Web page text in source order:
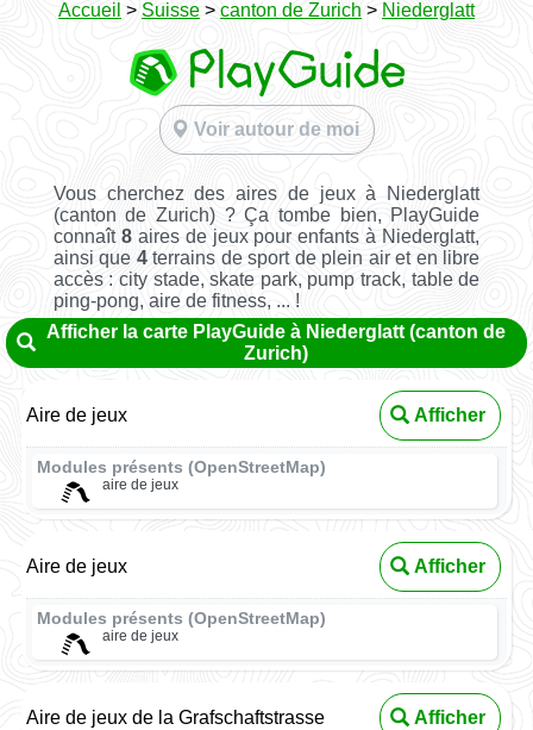
Accueil > Suisse > canton de Zurich > Niederglatt
Voir autour de moi
Vous cherchez des aires de jeux à Niederglatt
(canton de Zurich) ? Ça tombe bien, PlayGuide
connaît 8aires de jeux pour enfants à Niederglatt,
ainsi que 4terrains de sport de plein air et en libre
accès : city stade, skate park, pump track, table de
ping-pong, aire de fitness, ... !
Afficher la carte PlayGuide à Niederglatt (canton de
Zurich)
Aire de jeux Afficher
Modules présents (OpenStreetMap)
aire de jeux
Aire de jeux Afficher
Modules présents (OpenStreetMap)
aire de jeux
Aire de jeux de la Grafschaftstrasse Afficher